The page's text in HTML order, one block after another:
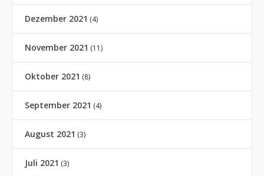
Dezember 2021 (4)
November 2021 (11)
Oktober 2021 (8)
September 2021 (4)
August 2021 (3)
Juli 2021 (3)